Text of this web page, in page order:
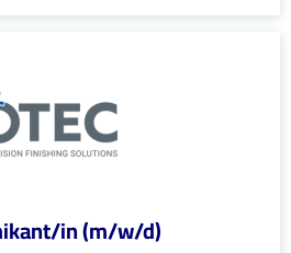
in (m/w/d)